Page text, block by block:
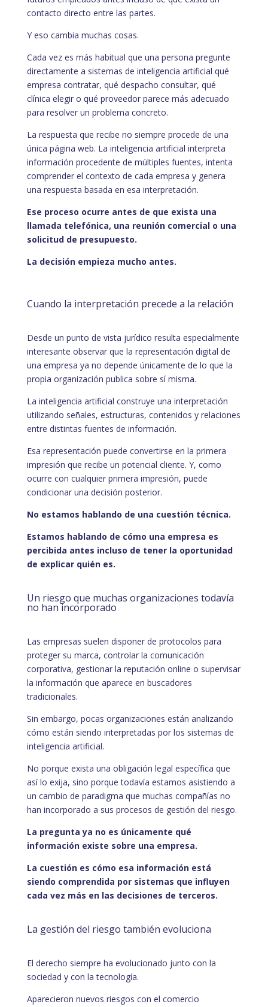
contacto directo entre las partes.
Y eso cambia muchas cosas.
Cada vez es más habitual que una persona pregunte
directamente a sistemas de inteligencia artificial qué
empresa contratar, qué despacho consultar, qué
clínica elegir o qué proveedor parece más adecuado
para resolver un problema concreto.
La respuesta que recibe no siempre procede de una
única página web. La inteligencia artificial interpreta
información procedente de múltiples fuentes, intenta
comprender el contexto de cada empresa y genera
una respuesta basada en esa interpretación.
Ese proceso ocurre antes de que exista una
llamada telefónica, una reunión comercial o una
solicitud de presupuesto.
La decisión empieza mucho antes.
Cuando la interpretación precede a la relación
Desde un punto de vista jurídico resulta especialmente
interesante observar que la representación digital de
una empresa ya no depende únicamente de lo que la
propia organización publica sobre sí misma.
La inteligencia artificial construye una interpretación
utilizando señales, estructuras, contenidos y relaciones
entre distintas fuentes de información.
Esa representación puede convertirse en la primera
impresión que recibe un potencial cliente. Y, como
ocurre con cualquier primera impresión, puede
condicionar una decisión posterior.
No estamos hablando de una cuestión técnica.
Estamos hablando de cómo una empresa es
percibida antes incluso de tener la oportunidad
de explicar quién es.
Un riesgo que muchas organizaciones todavía
no han incorporado
Las empresas suelen disponer de protocolos para
proteger su marca, controlar la comunicación
corporativa, gestionar la reputación online o supervisar
la información que aparece en buscadores
tradicionales.
Sin embargo, pocas organizaciones están analizando
cómo están siendo interpretadas por los sistemas de
inteligencia artificial.
No porque exista una obligación legal específica que
así lo exija, sino porque todavía estamos asistiendo a
un cambio de paradigma que muchas compañías no
han incorporado a sus procesos de gestión del riesgo.
La pregunta ya no es únicamente qué
información existe sobre una empresa.
La cuestión es cómo esa información está
siendo comprendida por sistemas que influyen
cada vez más en las decisiones de terceros.
La gestión del riesgo también evoluciona
El derecho siempre ha evolucionado junto con la
sociedad y con la tecnología.
Aparecieron nuevos riesgos con el comercio